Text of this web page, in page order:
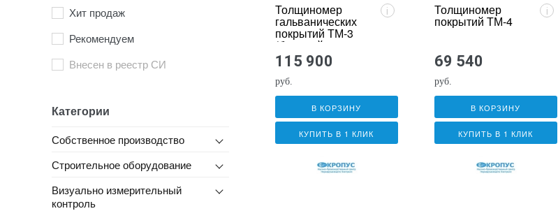
Хит продаж
Рекомендуем
Внесен в реестр СИ
Категории
Собственное производство
Строительное оборудование
Визуально измерительный
контроль
Толщиномер
гальванических
покрытий ТМ-3
(базовый
комплект, сталь)
i
115 900
руб.
В КОРЗИНУ
КУПИТЬ В 1 КЛИК
Толщиномер
покрытий ТМ-4
i
69 540
руб.
В КОРЗИНУ
КУПИТЬ В 1 КЛИК